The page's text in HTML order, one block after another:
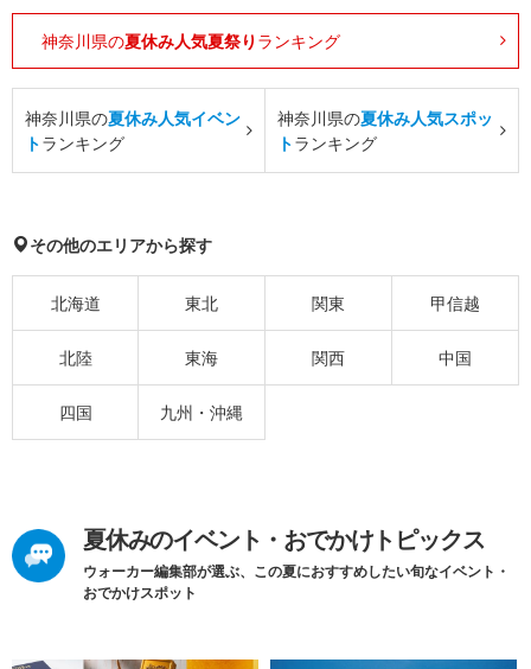
神奈川県の夏休み人気夏祭り ランキング
神奈川県の夏休み人気イベン
トランキング
神奈川県の夏休み人気スポッ
トランキング
その他のエリアから探す
北海道 東北 関東 甲信越
北陸 東海 関西 中国
四国 九州・沖縄
夏休みのイベント・おでかけトピックス
ウォーカー編集部が選ぶ、この夏におすすめしたい旬なイベント・
おでかけスポット